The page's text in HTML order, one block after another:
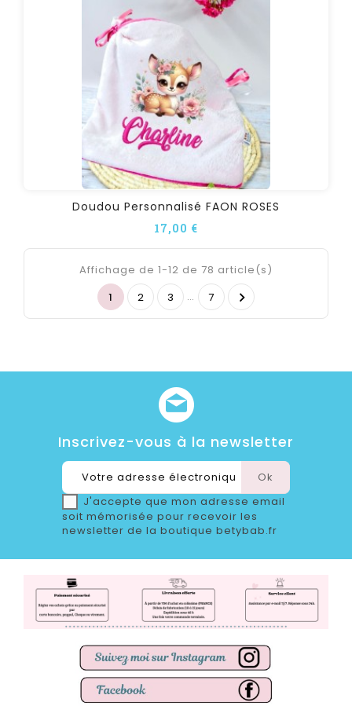
Doudou Personnalisé FAON ROSES
17,00 €
Affichage de 1-12 de 78 article(s)
1
2 3 … 7 
Inscrivez-vous à la newsletter
J'accepte que mon adresse email
soit mémorisée pour recevoir les
newsletter de la boutique betybab.fr